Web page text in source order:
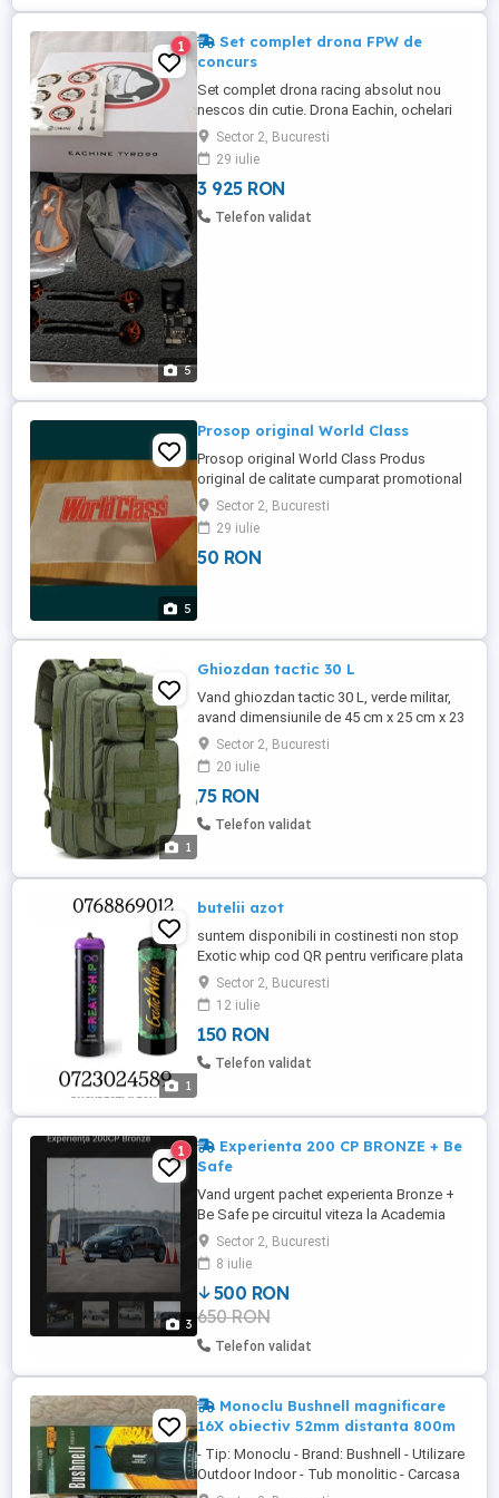
5
1
Set complet drona FPW de
concurs
Set complet drona racing absolut nou
nescos din cutie. Drona Eachin, ochelari
FPW incarcator acumulatori, doi
acumulatori, telecomanda radio. Sunt
absolut noi in curtie.
Sector 2, Bucuresti
29 iulie
3 925 RON
Telefon validat
5
Prosop original World Class
Prosop original World Class Produs
original de calitate cumparat promotional
de la World Class
Sector 2, Bucuresti
29 iulie
50 RON
1
Ghiozdan tactic 30 L
Vand ghiozdan tactic 30 L, verde militar,
avand dimensiunile de 45 cm x 25 cm x 23
cm. In orasele Bucuresti, Cluj-Napoca,
Sibiu, Brasov, Baia-Mare, Buzau,
transportul este gratuit.
Sector 2, Bucuresti
20 iulie
75 RON
Telefon validat
1
butelii azot
suntem disponibili in costinesti non stop
Exotic whip cod QR pentru verificare plata
se face cash sau revolut!
Sector 2, Bucuresti
12 iulie
150 RON
Telefon validat
3
1
Experienta 200 CP BRONZE + Be
Safe
Vand urgent pachet experienta Bronze +
Be Safe pe circuitul viteza la Academia
Titi Aur de langa Bucuresti Pachetul are
valabilitate pentru programarea pe circuit
pana la 16 august Masina este Renault
Clio Trophy si exista detalii pe site ATA
Ideal pentru cadou Predare personala in
Bucuresti
Sector 2, Bucuresti
8 iulie
500 RON
650 RON
Telefon validat
Monoclu Bushnell magnificare
16X obiectiv 52mm distanta 800m
- Tip: Monoclu - Brand: Bushnell - Utilizare
Outdoor Indoor - Tub monolitic - Carcasa
monocularului este fabricata din metal si